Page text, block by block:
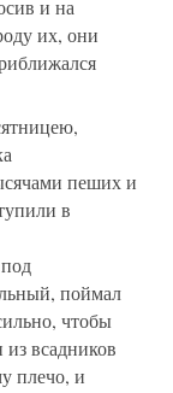
и на
их, они
пеших и
в
поймал
чтобы
всадников
плечо, и